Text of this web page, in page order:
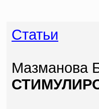
Статьи
Мазманова